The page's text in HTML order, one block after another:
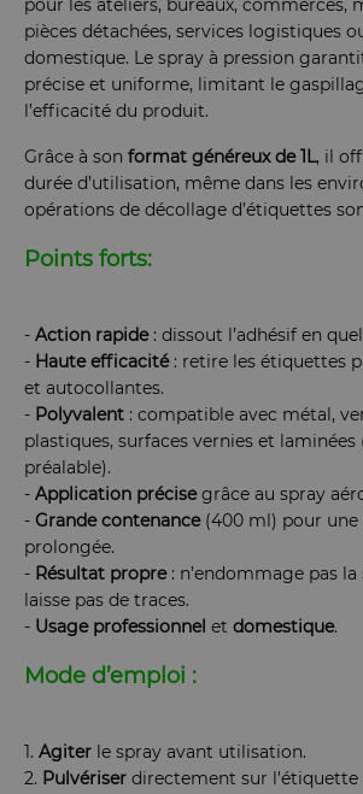
pour les ateliers, bureaux, commerces,
pièces détachées, services logistiques
domestique. Le spray à pression
précise et uniforme, limitant le
l’efficacité du produit.
Grâce à son format généreux de 1L, il
durée d’utilisation, même dans les
opérations de décollage d’étiquettes
Points forts:
- Action rapide: dissout l’adhésif en
- Haute efficacité: retire les étiquettes
et autocollantes.
- Polyvalent : compatible avec métal,
plastiques, surfaces vernies et
préalable).
- Application précisegrâce au spray
- Grande contenance(400 ml) pour une
prolongée.
- Résultat propre: n’endommage pas la
laisse pas de traces.
- Usage professionnel et domestique.
Mode d’emploi :
1. Agiter le spray avant utilisation.
2. Pulvériser directement sur l’étiquette